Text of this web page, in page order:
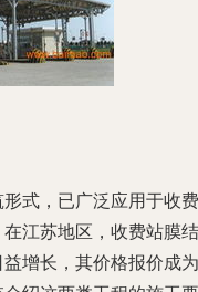
式，已广泛应用于收费
江苏地区，收费站膜结
增长，其价格报价成为